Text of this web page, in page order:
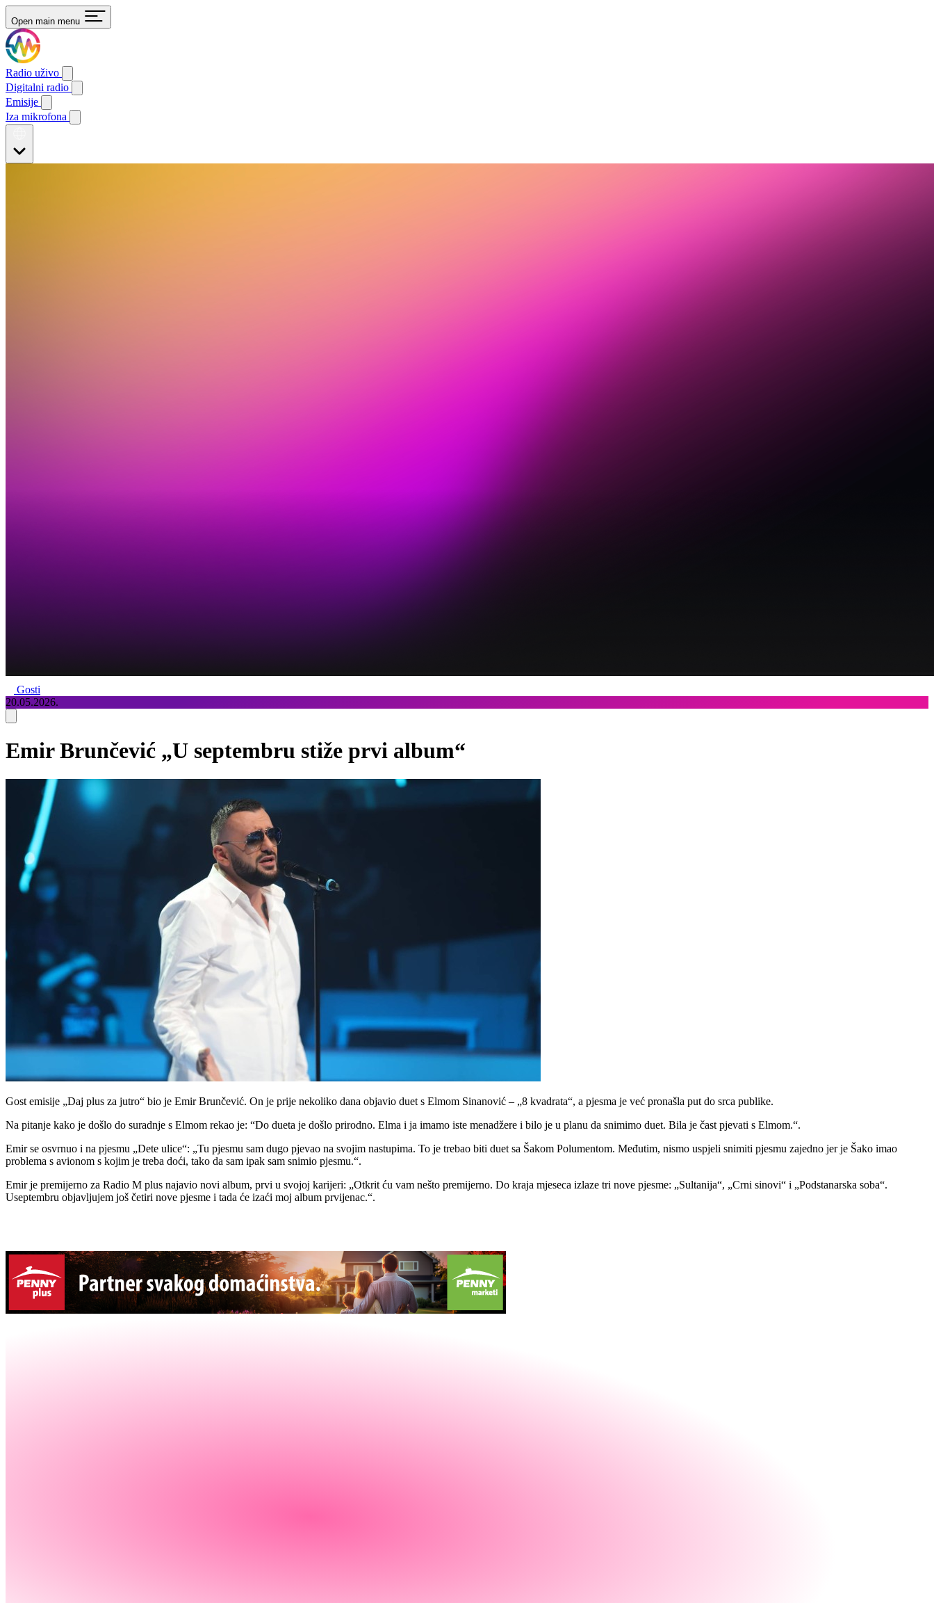
Open main menu
Radio uživo
Digitalni radio
Emisije
Iza mikrofona
Gosti
20.05.2026.
Emir Brunčević „U septembru stiže prvi album“
Gost emisije „Daj plus za jutro“ bio je Emir Brunčević. On je prije nekoliko dana objavio duet s Elmom Sinanović – „8 kvadrata“, a pjesma je već pronašla put do srca publike.
Na pitanje kako je došlo do suradnje s Elmom rekao je: “Do dueta je došlo prirodno. Elma i ja imamo iste menadžere i bilo je u planu da snimimo duet. Bila je čast pjevati s Elmom.“.
Emir se osvrnuo i na pjesmu „Dete ulice“: „Tu pjesmu sam dugo pjevao na svojim nastupima. To je trebao biti duet sa Šakom Polumentom. Međutim, nismo uspjeli snimiti pjesmu zajedno jer je Šako imao
problema s avionom s kojim je treba doći, tako da sam ipak sam snimio pjesmu.“.
Emir je premijerno za Radio M plus najavio novi album, prvi u svojoj karijeri: „Otkrit ću vam nešto premijerno. Do kraja mjeseca izlaze tri nove pjesme: „Sultanija“, „Crni sinovi“ i „Podstanarska soba“.
Useptembru objavljujem još četiri nove pjesme i tada će izaći moj album prvijenac.“.